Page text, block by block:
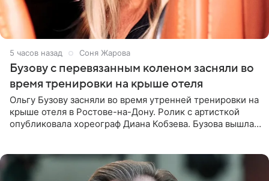
5 часов назад Соня Жарова
Бузову с перевязанным коленом засняли во
время тренировки на крыше отеля
Ольгу Бузову засняли во время утренней тренировки на
крыше отеля в Ростове-на-Дону. Ролик с артисткой
опубликовала хореограф Диана Кобзева. Бузова вышла